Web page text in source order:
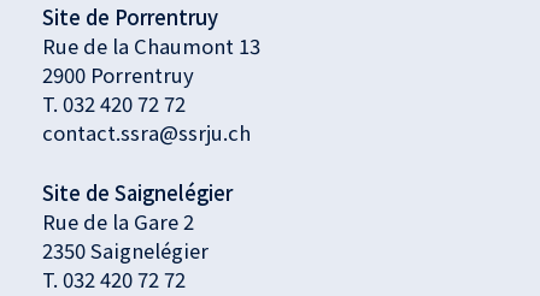
Site de Porrentruy
Rue de la Chaumont 13
2900 Porrentruy
T. 032 420 72 72
contact.ssra@ssrju.ch
Site de Saignelégier
Rue de la Gare 2
2350 Saignelégier
T. 032 420 72 72